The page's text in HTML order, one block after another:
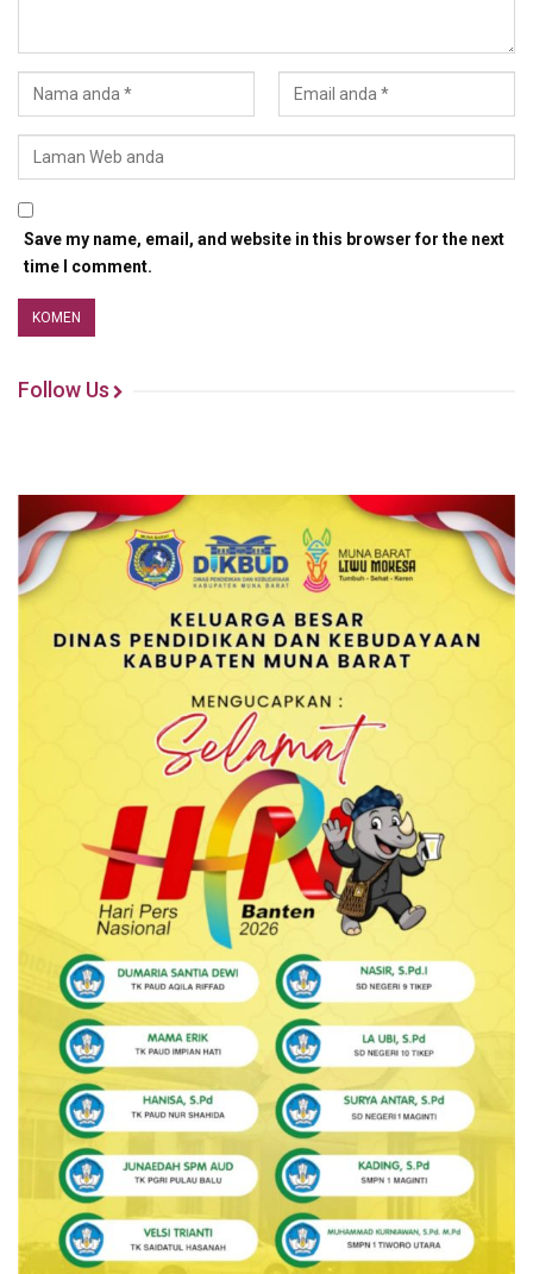
Save my name, email, and website in this browser for the next
time I comment.
Follow Us